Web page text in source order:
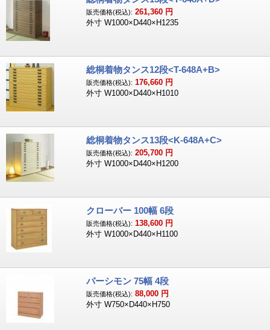
販売価格(税込): 261,360 円
外寸 W1000×D440×H1235
総桐着物タンス12段<T-648A+B>
販売価格(税込): 176,660 円
外寸 W1000×D440×H1010
総桐着物タンス13段<K-648A+C>
販売価格(税込): 205,700 円
外寸 W1000×D440×H1200
クローバー 100幅 6段
販売価格(税込): 138,600 円
外寸 W1000×D440×H1100
パーシモン 75幅 4段
販売価格(税込): 88,000 円
外寸 W750×D440×H750